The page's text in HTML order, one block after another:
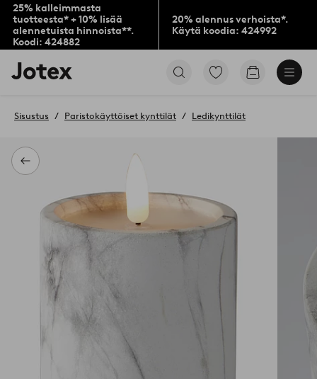
25% kalleimmasta
tuotteesta* + 10% lisää
alennetuista hinnoista**.
Koodi: 424882
20% alennus verhoista*.
Käytä koodia: 424992
Jotex-
logo
aloitussivulle
Siirry
Siirry
Takaisin
Sisustus Paristokäyttöiset kynttilät Ledikynttilät